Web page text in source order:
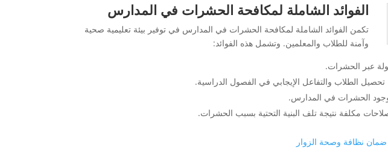
الفوائد الشاملة لمكافحة الحشرات في المدارس
تكمن الفوائد الشاملة لمكافحة الحشرات في المدارس في توفير بيئة تعليمية صحية
وآمنة للطلاب والمعلمين. وتشمل هذه الفوائد:
عبر الحشرات.
الطلاب والتفاعل الإيجابي في الفصول الدراسية.
وجود الحشرات في المدارس.
مكلفة نتيجة تلف البنية التحتية بسبب الحشرات.
نظافة وصحة الزوار